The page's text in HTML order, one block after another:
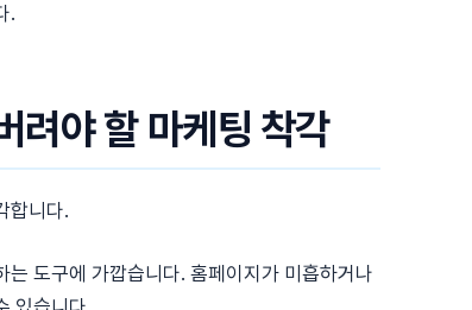
.
려야 할 마케팅 착각
합니다.
도구에 가깝습니다. 홈페이지가 미흡하거나